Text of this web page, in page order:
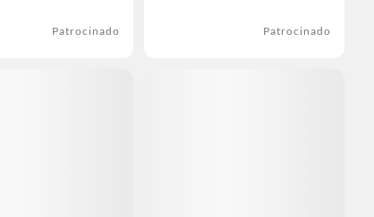
Patrocinado Patrocinado